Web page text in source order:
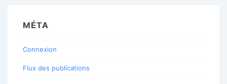
MÉTA
Connexion
Flux des publications